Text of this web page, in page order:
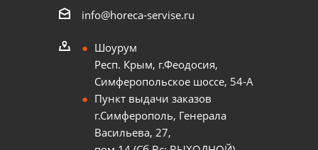
info@horeca-servise.ru
Шоурум
Респ. Крым, г.Феодосия,
Симферопольское шоссе, 54-А
Пункт выдачи заказов
г.Симферополь, Генерала
Васильева, 27,